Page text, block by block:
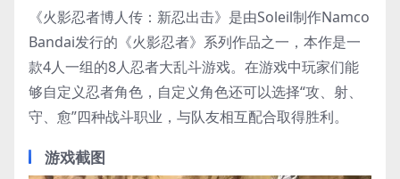
《火影忍者博人传：新忍出击》是由Soleil制作Namco
Bandai发行的《火影忍者》系列作品之一，本作是一
款4人一组的8人忍者大乱斗游戏。在游戏中玩家们能
够自定义忍者角色，自定义角色还可以选择“攻、射、
守、愈”四种战斗职业，与队友相互配合取得胜利。
游戏截图